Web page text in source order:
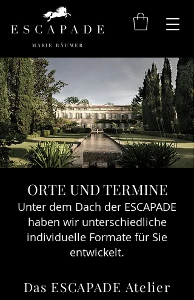
ORTE UND TERMINE
Unter dem Dach der ESCAPADE
haben wir unterschiedliche
individuelle Formate für Sie
entwickelt.
Das ESCAPADE Atelier